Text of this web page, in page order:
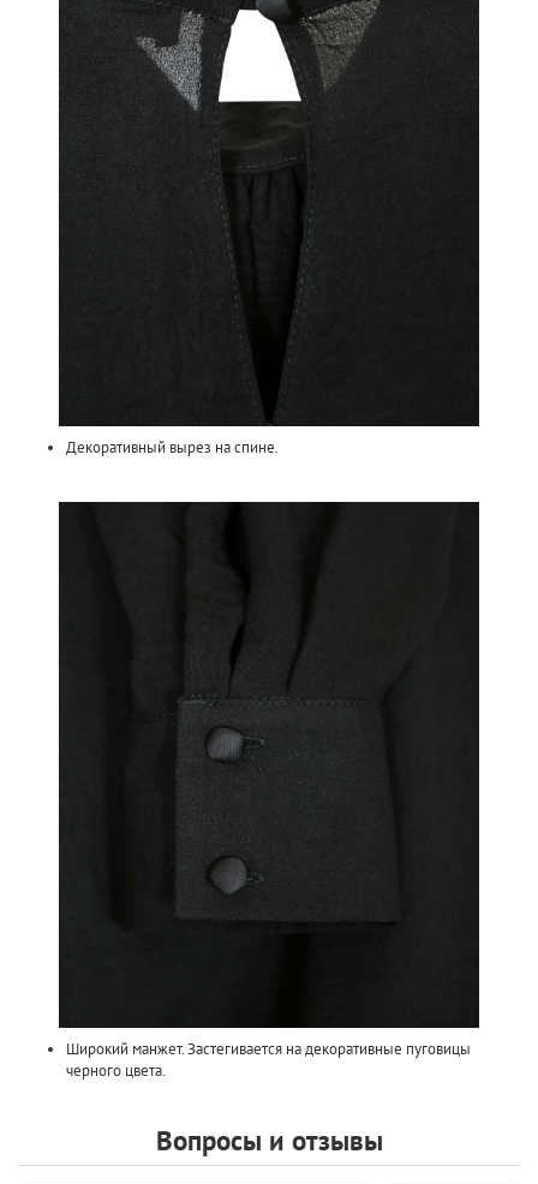
Декоративный вырез на спине.
Широкий манжет. Застегивается на декоративные пуговицы
черного цвета.
Вопросы и отзывы